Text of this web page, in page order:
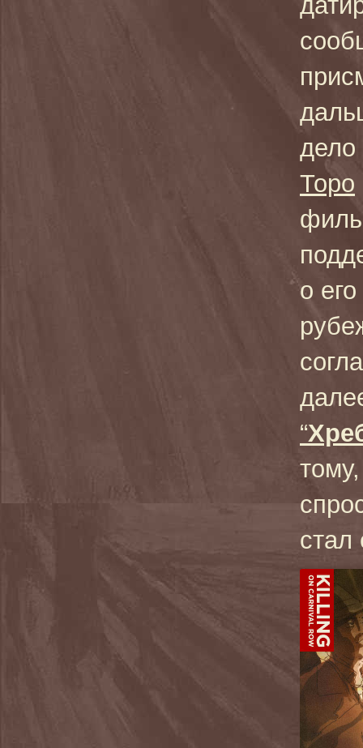
Торо
о
“
стал